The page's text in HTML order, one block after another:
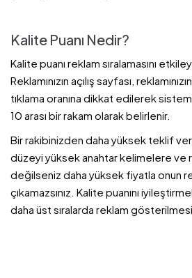
Kalite Puanı Nedir?
Kalite puanı reklam sıralamasını
Reklamınızın açılış sayfası,
tıklama oranına dikkat edilerek
10 arası bir rakam olarak belirlenir.
Bir rakibinizden daha yüksek teklif
düzeyi yüksek anahtar kelimelere ve
değilseniz daha yüksek fiyatla onun
çıkamazsınız. Kalite puanını
daha üst sıralarda reklam